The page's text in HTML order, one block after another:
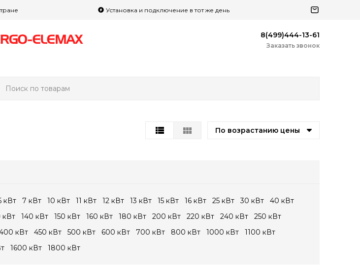
Установка и подключение в тот же день
8(499)444-13-61
Заказать звонок
Поиск по товарам
По возрастанию цены
кВт 7 кВт 10 кВт 11 кВт 12 кВт 13 кВт 15 кВт 16 кВт 25 кВт 30 кВт
40 кВт
кВт 140 кВт 150 кВт 160 кВт 180 кВт 200 кВт 220 кВт 240 кВт
250 кВт
кВт 450 кВт 500 кВт 600 кВт 700 кВт 800 кВт 1000 кВт
1100 кВт
1600 кВт 1800 кВт